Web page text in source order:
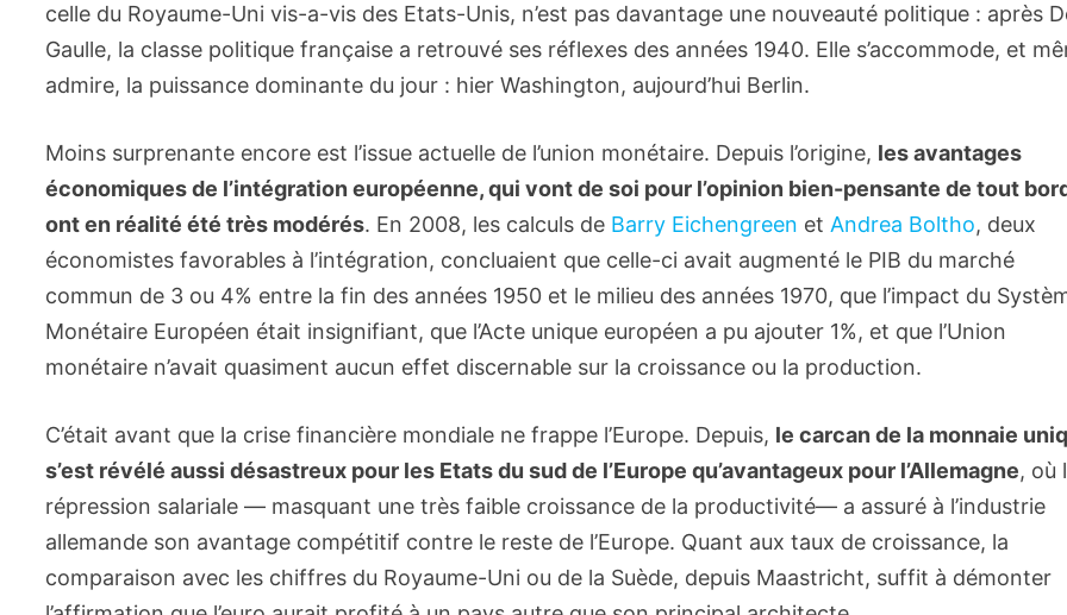
celle du Royaume-Uni vis-a-vis des Etats-Unis, n’est pas davantage une nouveauté politique : après
Gaulle, la classe politique française a retrouvé ses réflexes des années 1940. Elle s’accommode, et
admire, la puissance dominante du jour : hier Washington, aujourd’hui Berlin.
Moins surprenante encore est l’issue actuelle de l’union monétaire. Depuis l’origine, les avantages
économiques de l’intégration européenne, qui vont de soi pour l’opinion bien-pensante de tout
ont en réalité été très modérés. En 2008, les calculs de Barry Eichengreen et Andrea Boltho, deux
économistes favorables à l’intégration, concluaient que celle-ci avait augmenté le PIB du marché
commun de 3 ou 4% entre la fin des années 1950 et le milieu des années 1970, que l’impact du
Monétaire Européen était insignifiant, que l’Acte unique européen a pu ajouter 1%, et que l’Union
monétaire n’avait quasiment aucun effet discernable sur la croissance ou la production.
C’était avant que la crise financière mondiale ne frappe l’Europe. Depuis, le carcan de la monnaie
s’est révélé aussi désastreux pour les Etats du sud de l’Europe qu’avantageux pour l’Allemagne, où
répression salariale — masquant une très faible croissance de la productivité— a assuré à l’industrie
allemande son avantage compétitif contre le reste de l’Europe. Quant aux taux de croissance, la
comparaison avec les chiffres du Royaume-Uni ou de la Suède, depuis Maastricht, suffit à démonter